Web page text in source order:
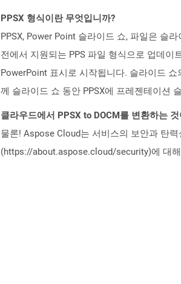
PPSX 형식이란 무엇입니까?
PPSX, Power Point 슬라이드 쇼, 파일은 슬
전에서 지원되는 PPS 파일 형식으로 업데이
PowerPoint 표시로 시작됩니다. 슬라이드
께 슬라이드 쇼 동안 PPSX에 프레젠테이션
클라우드에서 PPSX to DOCM를 변환하는
물론! Aspose Cloud는 서비스의 보안과 탄
(https://about.aspose.cloud/security)에 대